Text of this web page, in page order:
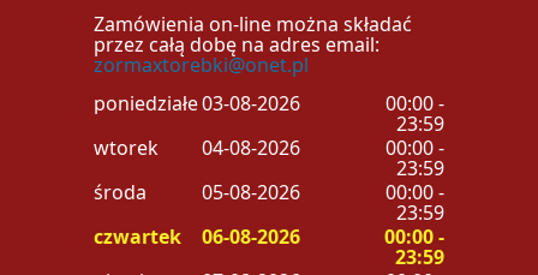
Zamówienia on-line można składać
przez całą dobę na adres email:
zormaxtorebki@onet.pl
poniedziałek03-08-2026 00:00 -
23:59
wtorek
04-08-2026 00:00 -
23:59
środa
05-08-2026 00:00 -
23:59
czwartek
06-08-2026 00:00 -
23:59